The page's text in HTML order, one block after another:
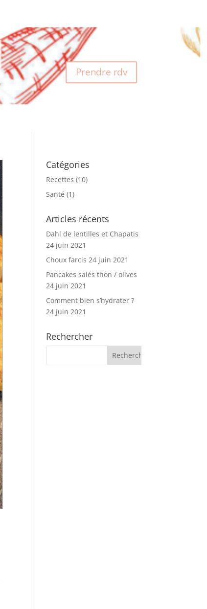
Prendre rdv
Catégories
Recettes (10)
Santé (1)
Articles récents
Dahl de lentilles et Chapatis
24 juin 2021
Choux farcis 24 juin 2021
Pancakes salés thon / olives
24 juin 2021
Comment bien s’hydrater ?
24 juin 2021
Rechercher